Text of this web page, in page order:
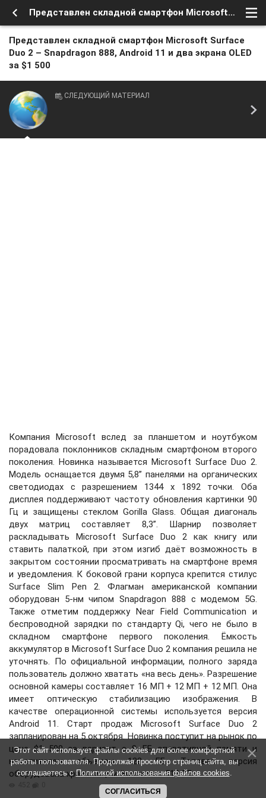
Представлен складной смартфон Microsoft Surface Duo 2 – Snapdragon 888, Android 11 и два экрана OLED за $1 500
Представлен складной смартфон Microsoft Surface
Duo 2 – Snapdragon 888, Android 11 и два экрана OLED
за $1 500
СЛЕДУЮЩИЙ МАТЕРИАЛ
Компания Microsoft вслед за планшетом и ноутбуком
порадовала поклонников складным смартфоном второго
поколения. Новинка называется Microsoft Surface Duo 2.
Модель оснащается двумя 5,8” панелями на органических
светодиодах с разрешением 1344 x 1892 точки. Оба
дисплея поддерживают частоту обновления картинки 90
Гц и защищены стеклом Gorilla Glass. Общая диагональ
двух матриц составляет 8,3”. Шарнир позволяет
раскладывать Microsoft Surface Duo 2 как книгу или
ставить палаткой, при этом изгиб даёт возможность в
закрытом состоянии просматривать на смартфоне время
и уведомления. К боковой грани корпуса крепится стилус
Surface Slim Pen 2. Флагман американской компании
оборудован 5-нм чипом Snapdragon 888 с модемом 5G.
Также отметим поддержку Near Field Communication и
беспроводной зарядки по стандарту Qi, чего не было в
складном смартфоне первого поколения. Ёмкость
аккумулятор в Microsoft Surface Duo 2 компания решила не
уточнять. По официальной информации, полного заряда
пользователь должно хватать «на весь день». Разрешение
основной камеры составляет 16 МП + 12 МП + 12 МП. Она
имеет оптическую стабилизацию изображения. В
качестве операционной системы используется версия
Android 11. Старт продаж Microsoft Surface Duo 2
запланирован на 5 октября. Новинка поступит на рынок по
цене $1 500 за вариант с 8 ГБ оперативной памяти и
накопителем объёмом 128 ГБ. Топовая версия
оборудована хранилищем ёмкостью 512 ГБ.
Этот сайт использует файлы cookies для более комфортной
работы пользователя. Продолжая просмотр страниц сайта, вы
соглашаетесь сПолитикой использования файлов cookies.
СОГЛАСИТЬСЯ